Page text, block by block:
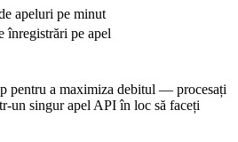
apeluri pe minut
înregistrări pe apel
pentru a maximiza debitul — procesați
un singur apel API în loc să faceți